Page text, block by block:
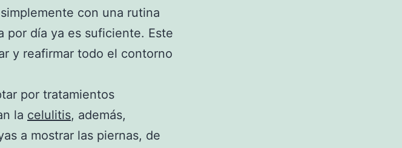
con una rutina
por día ya es suficiente. Este
y reafirmar todo el contorno
por tratamientos
la celulitis, además,
a mostrar las piernas, de